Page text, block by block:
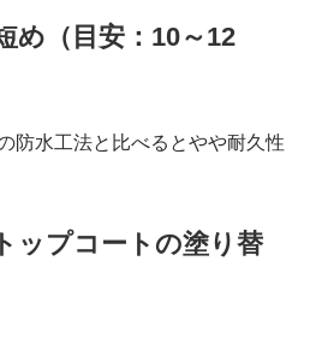
め（目安：10～12
防水工法と比べるとやや耐久性
ップコートの塗り替